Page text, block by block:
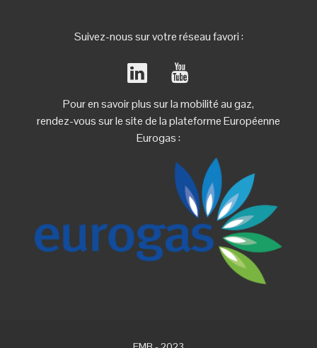
Suivez-nous sur votre réseau favori :
Pour en savoir plus sur la mobilité au gaz,
rendez-vous sur le site de la plateforme Européenne
Eurogas :